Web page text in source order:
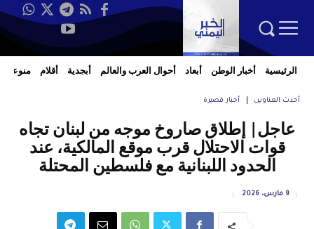
الرئيسية أخبار الوطن أبعاد أحوال العرب والعالم أبجدية أقلام منوعات
أحدث العناوين أخبار قصيرة
عاجل| إطلاق صاروخ موجه من لبنان تجاه
قوات الاحتلال قرب موقع المالكية، عند
الحدود اللبنانية مع فلسطين المحتلة
9 مارس، 2026